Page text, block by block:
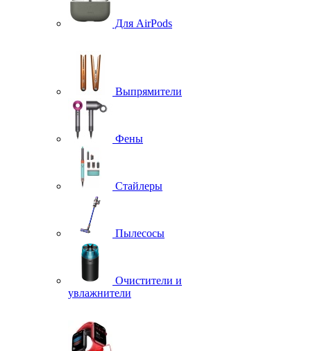
Для AirPods
Выпрямители
Фены
Стайлеры
Пылесосы
Очистители и
увлажнители